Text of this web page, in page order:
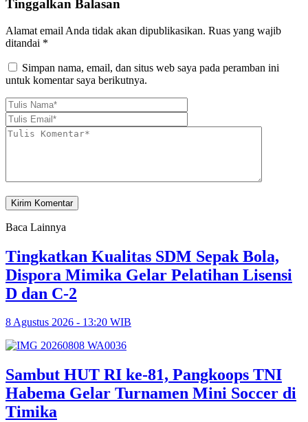
Tinggalkan Balasan
Alamat email Anda tidak akan dipublikasikan. Ruas yang wajib
ditandai *
Simpan nama, email, dan situs web saya pada peramban ini
untuk komentar saya berikutnya.
Baca Lainnya
Tingkatkan Kualitas SDM Sepak Bola,
Dispora Mimika Gelar Pelatihan Lisensi
D dan C-2
8 Agustus 2026 - 13:20 WIB
Sambut HUT RI ke-81, Pangkoops TNI
Habema Gelar Turnamen Mini Soccer di
Timika